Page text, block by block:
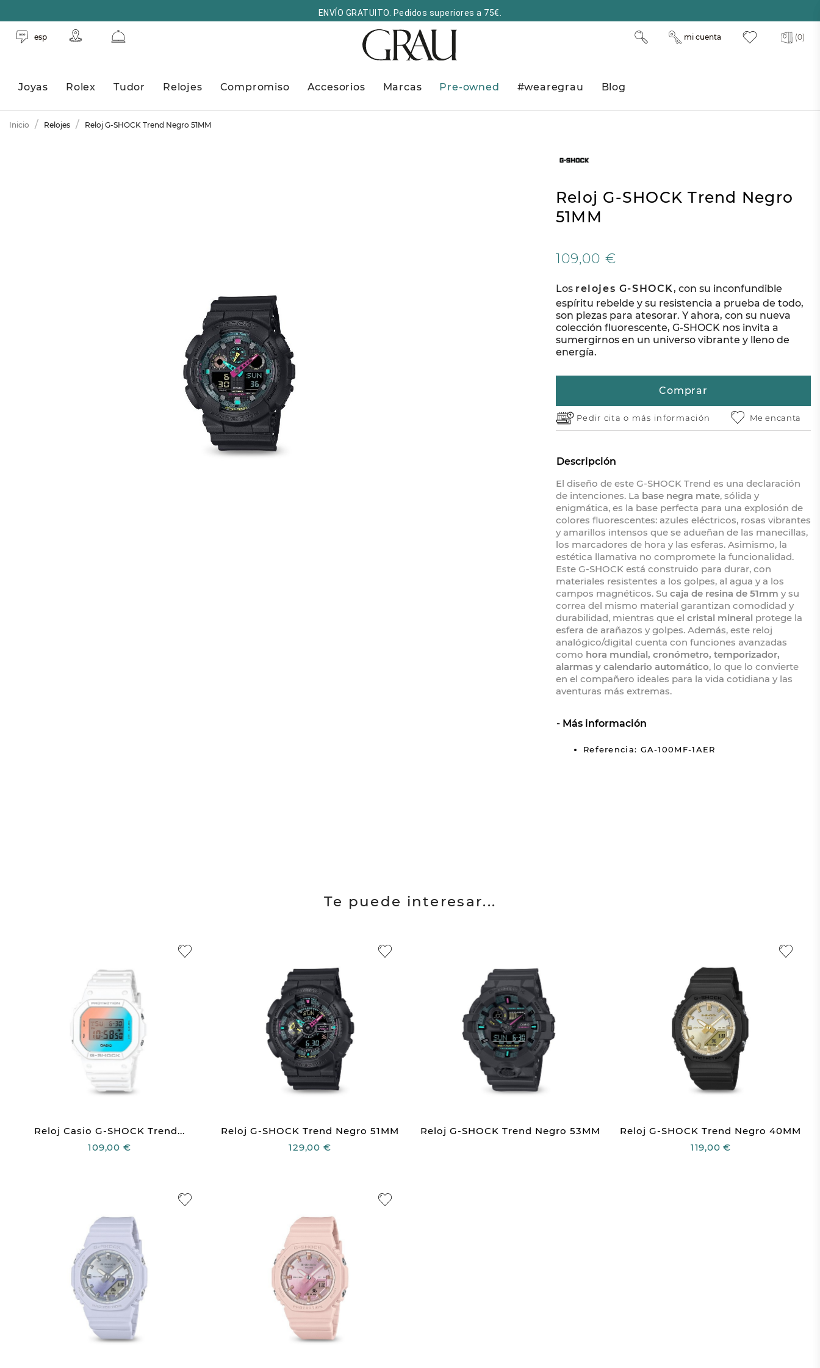
ENVÍO GRATUITO. Pedidos superiores a 75€.
esp (0)
mi cuenta
Joyas Rolex Tudor Relojes Compromiso Accesorios Marcas Pre-owned #wearegrau Blog
Inicio Relojes Reloj G-SHOCK Trend Negro 51MM
Reloj G-SHOCK Trend Negro
51MM
109,00 €
Los relojes G-SHOCK, con su inconfundible
espíritu rebelde y su resistencia a prueba de todo,
son piezas para atesorar. Y ahora, con su nueva
colección fluorescente, G-SHOCK nos invita a
sumergirnos en un universo vibrante y lleno de
energía.
Comprar
Pedir cita o más información Me encanta
Descripción
El diseño de este G-SHOCK Trend es una declaración
de intenciones. La base negra mate, sólida y
enigmática, es la base perfecta para una explosión de
colores fluorescentes: azules eléctricos, rosas vibrantes
y amarillos intensos que se adueñan de las manecillas,
los marcadores de hora y las esferas. Asimismo, la
estética llamativa no compromete la funcionalidad.
Este G-SHOCK está construido para durar, con
materiales resistentes a los golpes, al agua y a los
campos magnéticos. Su caja de resina de 51mm y su
correa del mismo material garantizan comodidad y
durabilidad, mientras que el cristal mineral protege la
esfera de arañazos y golpes. Además, este reloj
analógico/digital cuenta con funciones avanzadas
como hora mundial, cronómetro, temporizador,
alarmas y calendario automático, lo que lo convierte
en el compañero ideales para la vida cotidiana y las
aventuras más extremas.
Más información
Referencia: GA-100MF-1AER
Te puede interesar...
Reloj Casio G-SHOCK Trend...
109,00 €
Reloj G-SHOCK Trend Negro 51MM
129,00 €
Reloj G-SHOCK Trend Negro 53MM
Reloj G-SHOCK Trend Negro 40MM
119,00 €